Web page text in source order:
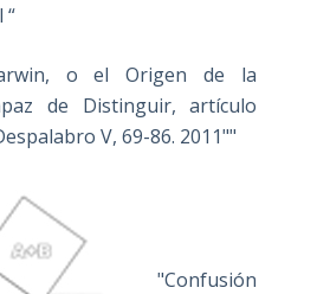
“
o el Origen de la
de Distinguir, artículo
V, 69-86. 2011""
"Confusión